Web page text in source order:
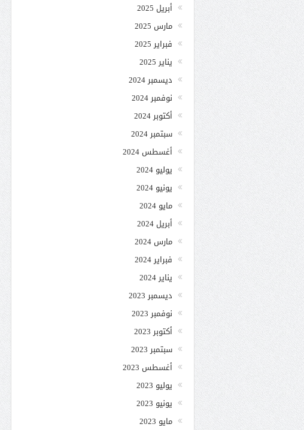
أبريل 2025
مارس 2025
فبراير 2025
يناير 2025
ديسمبر 2024
نوفمبر 2024
أكتوبر 2024
سبتمبر 2024
أغسطس 2024
يوليو 2024
يونيو 2024
مايو 2024
أبريل 2024
مارس 2024
فبراير 2024
يناير 2024
ديسمبر 2023
نوفمبر 2023
أكتوبر 2023
سبتمبر 2023
أغسطس 2023
يوليو 2023
يونيو 2023
مايو 2023